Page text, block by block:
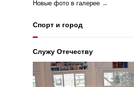
Новые фото в галерее →
Спорт и город
Служу Отечеству